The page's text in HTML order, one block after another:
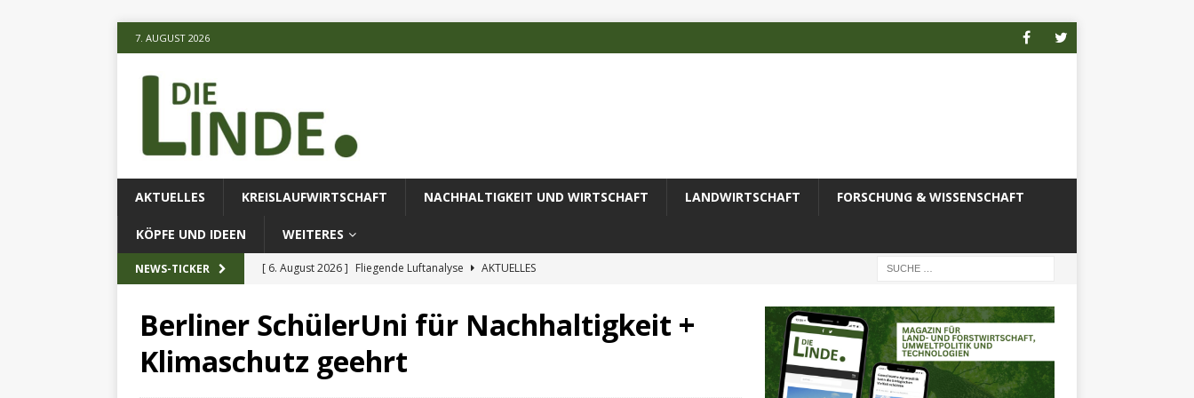
7. AUGUST 2026
AKTUELLES KREISLAUFWIRTSCHAFT NACHHALTIGKEIT UND WIRTSCHAFT LANDWIRTSCHAFT FORSCHUNG & WISSENSCHAFT
KÖPFE UND IDEEN WEITERES
NEWS-TICKER [ 6. August 2026 ] Fliegende Luftanalyse
AKTUELLES
AKTUELLES
[ 6. August 2026 ] Projekt des Deutschen Alpenvereins mit DBU-Förderung
Berliner SchülerUni für Nachhaltigkeit +
Klimaschutz geehrt